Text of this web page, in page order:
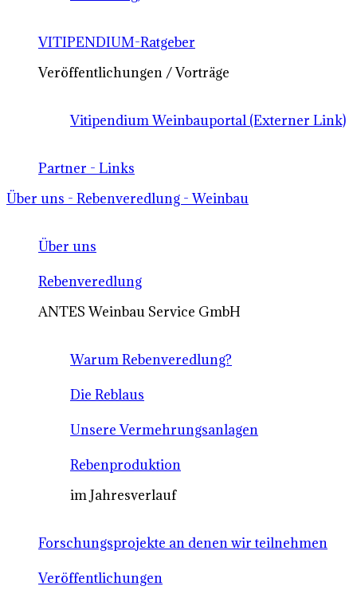
VITIPENDIUM-Ratgeber
Veröffentlichungen / Vorträge
Vitipendium Weinbauportal (Externer Link)
Partner - Links
Über uns - Rebenveredlung - Weinbau
Über uns
Rebenveredlung
ANTES Weinbau Service GmbH
Warum Rebenveredlung?
Die Reblaus
Unsere Vermehrungsanlagen
Rebenproduktion
im Jahresverlauf
Forschungsprojekte an denen wir teilnehmen
Veröffentlichungen